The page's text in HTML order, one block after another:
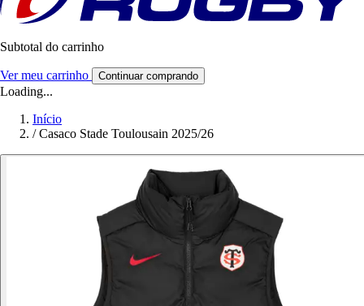
Subtotal do carrinho
Ver meu carrinho Continuar comprando
Loading...
Início
/ Casaco Stade Toulousain 2025/26